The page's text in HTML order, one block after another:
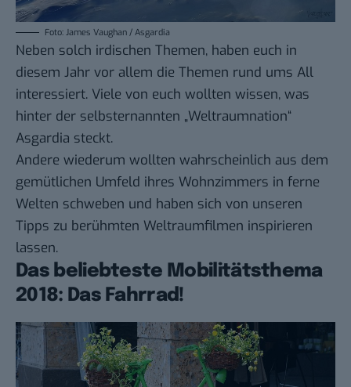
Foto: James Vaughan / Asgardia
Neben solch irdischen Themen, haben euch in
diesem Jahr vor allem die Themen rund ums All
interessiert. Viele von euch wollten wissen, was
hinter der selbsternannten „Weltraumnation“
Asgardia steckt.
Andere wiederum wollten wahrscheinlich aus dem
gemütlichen Umfeld ihres Wohnzimmers in ferne
Welten schweben und haben sich von unseren
Tipps zu berühmten Weltraumfilmen inspirieren
lassen.
Das beliebteste Mobilitätsthema
2018: Das Fahrrad!